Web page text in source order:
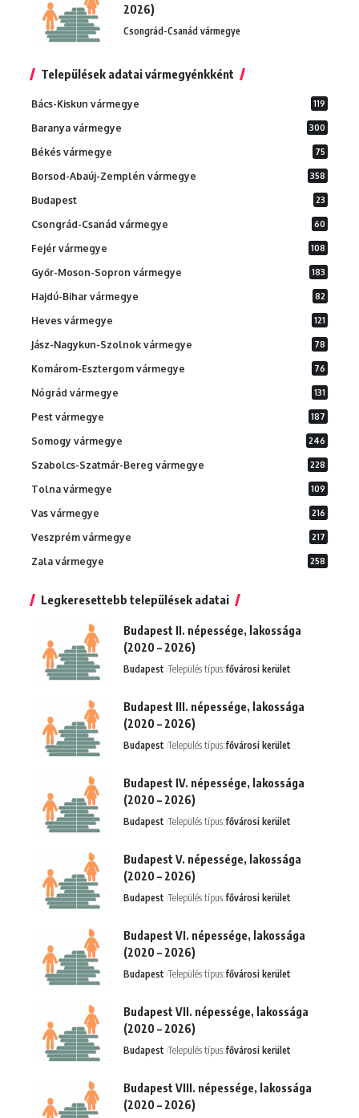
2026)
Csongrád-Csanád vármegye
Települések adatai vármegyénkként
Bács-Kiskun vármegye 119
Baranya vármegye 300
Békés vármegye 75
Borsod-Abaúj-Zemplén vármegye 358
Budapest 23
Csongrád-Csanád vármegye 60
Fejér vármegye 108
Győr-Moson-Sopron vármegye 183
Hajdú-Bihar vármegye 82
Heves vármegye 121
Jász-Nagykun-Szolnok vármegye 78
Komárom-Esztergom vármegye 76
Nógrád vármegye 131
Pest vármegye 187
Somogy vármegye 246
Szabolcs-Szatmár-Bereg vármegye 228
Tolna vármegye 109
Vas vármegye 216
Veszprém vármegye 217
Zala vármegye 258
Legkeresettebb települések adatai
Budapest II. népessége, lakossága
(2020 – 2026)
Budapest Település típus:fővárosi kerület
Budapest III. népessége, lakossága
(2020 – 2026)
Budapest Település típus:fővárosi kerület
Budapest IV. népessége, lakossága
(2020 – 2026)
Budapest Település típus:fővárosi kerület
Budapest V. népessége, lakossága
(2020 – 2026)
Budapest Település típus:fővárosi kerület
Budapest VI. népessége, lakossága
(2020 – 2026)
Budapest Település típus:fővárosi kerület
Budapest VII. népessége, lakossága
(2020 – 2026)
Budapest Település típus:fővárosi kerület
Budapest VIII. népessége, lakossága
(2020 – 2026)